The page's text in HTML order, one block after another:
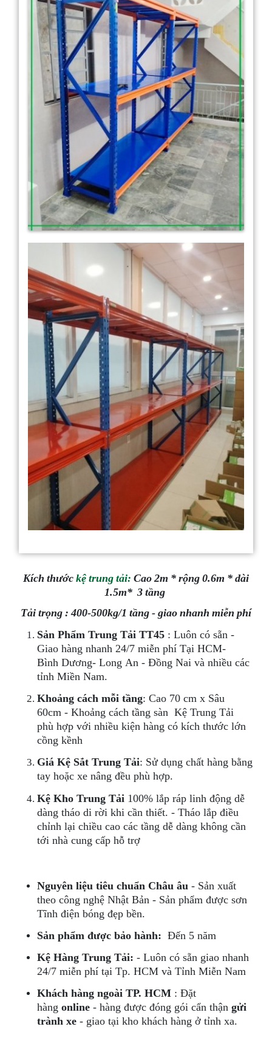
Kích thước kệ trung tải: Cao 2m * rộng 0.6m * dài
1.5m* 3 tầng
Tải trọng : 400-500kg/1 tầng - giao nhanh miễn phí
Sản Phẩm Trung Tải TT45 : Luôn có sẵn -
Giao hàng nhanh 24/7 miễn phí Tại HCM-
Bình Dương- Long An - Đồng Nai và nhiều các
tỉnh Miền Nam.
Khoảng cách mỗi tầng: Cao 70 cm x Sâu
60cm - Khoảng cách tầng sàn Kệ Trung Tải
phù hợp với nhiều kiện hàng có kích thước lớn
cồng kềnh
Giá Kệ Sắt Trung Tải: Sử dụng chất hàng bằng
tay hoặc xe nâng đều phù hợp.
Kệ Kho Trung Tải 100% lắp ráp linh động dễ
dàng tháo di rời khi cần thiết. - Tháo lắp điều
chỉnh lại chiều cao các tầng dễ dàng không cần
tới nhà cung cấp hỗ trợ
Nguyên liệu tiêu chuẩn Châu âu- Sản xuất
theo công nghệ Nhật Bản - Sản phẩm được sơn
Tĩnh điện bóng đẹp bền.
Sản phẩm được bảo hành: Đến 5 năm
Kệ Hàng Trung Tải: - Luôn có sẵn giao nhanh
24/7 miễn phí tại Tp. HCM và Tỉnh Miễn Nam
Khách hàng ngoài TP. HCM : Đặt
hàngonline - hàng được đóng gói cẩn thận gửi
trành xe- giao tại kho khách hàng ở tỉnh xa.